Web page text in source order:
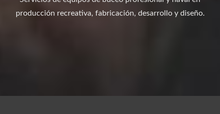
producción recreativa, fabricación, desarrollo y diseño.